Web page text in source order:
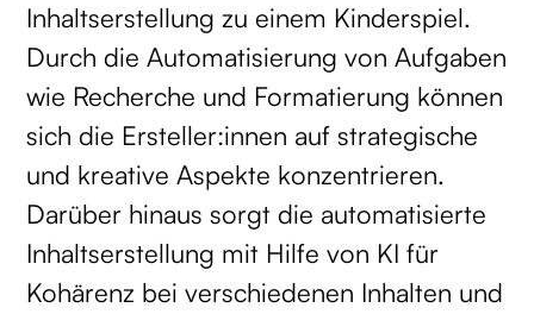
Inhaltserstellung zu einem Kinderspiel.
Durch die Automatisierung von Aufgaben
wie Recherche und Formatierung können
sich die Ersteller:innen auf strategische
und kreative Aspekte konzentrieren.
Darüber hinaus sorgt die automatisierte
Inhaltserstellung mit Hilfe von KI für
Kohärenz bei verschiedenen Inhalten und